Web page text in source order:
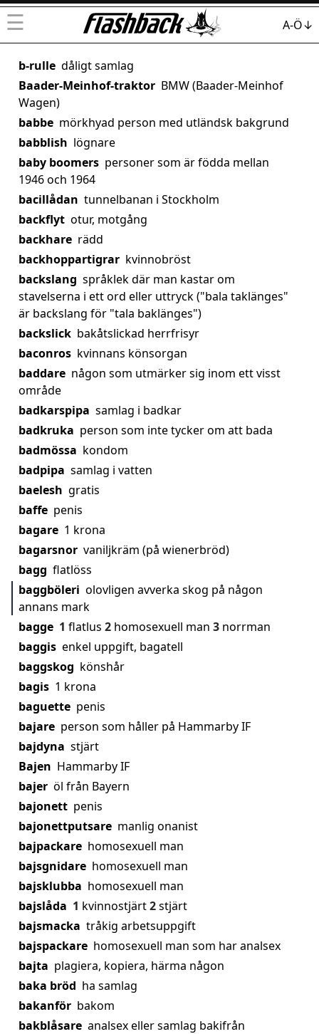
☰ A-Ö↓
b-rulle dåligt samlag
Baader-Meinhof-traktor BMW (Baader-Meinhof
Wagen)
babbe mörkhyad person med utländsk bakgrund
babblish lögnare
baby boomers personer som är födda mellan
1946 och 1964
bacillådan tunnelbanan i Stockholm
backflyt otur, motgång
backhare rädd
backhoppartigrar kvinnobröst
backslang språklek där man kastar om
stavelserna i ett ord eller uttryck ("bala taklänges"
är backslang för "tala baklänges")
backslick bakåtslickad herrfrisyr
baconros kvinnans könsorgan
baddare någon som utmärker sig inom ett visst
område
badkarspipa samlag i badkar
badkruka person som inte tycker om att bada
badmössa kondom
badpipa samlag i vatten
baelesh gratis
baffe penis
bagare 1 krona
bagarsnor vaniljkräm (på wienerbröd)
bagg flatlöss
baggböleri olovligen avverka skog på någon
annans mark
bagge 1 flatlus 2 homosexuell man 3 norrman
baggis enkel uppgift, bagatell
baggskog könshår
bagis 1 krona
baguette penis
bajare person som håller på Hammarby IF
bajdyna stjärt
Bajen Hammarby IF
bajer öl från Bayern
bajonett penis
bajonettputsare manlig onanist
bajpackare homosexuell man
bajsgnidare homosexuell man
bajsklubba homosexuell man
bajslåda 1 kvinnostjärt2stjärt
bajsmacka tråkig arbetsuppgift
bajspackare homosexuell man som har analsex
bajta plagiera, kopiera, härma någon
baka bröd ha samlag
bakanför bakom
bakblåsare analsex eller samlag bakifrån